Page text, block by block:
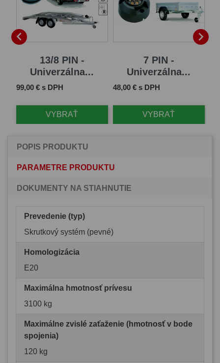

13/8 PIN -
Univerzálna...
Cena
99,00 € s DPH
VYBRAŤ
7 PIN -
Univerzálna...
Cena
48,00 € s DPH
VYBRAŤ

POPIS PRODUKTU
PARAMETRE PRODUKTU
DOKUMENTY NA STIAHNUTIE
Prevedenie (typ)
Skrutkový systém (pevné)
Homologizácia
E20
Maximálna hmotnosť prívesu
3100 kg
Maximálne zvislé zaťaženie (hmotnosť v bode
spojenia)
120 kg